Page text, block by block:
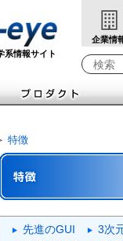
系情報サイト
企業情
検索キ
特徴
先進のGUI
3次